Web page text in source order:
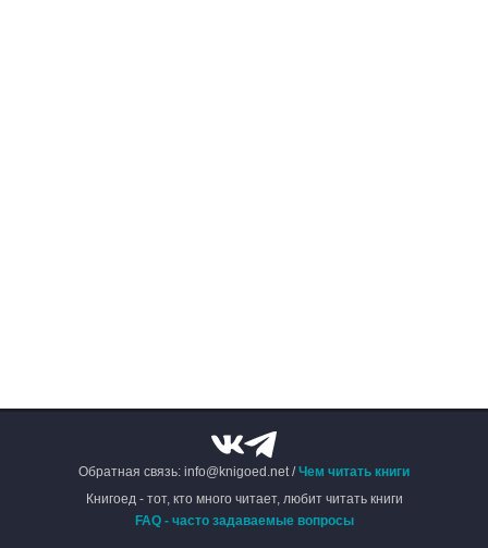
Обратная связь: info@knigoed.net /Чем читать книги
Книгоед - тот, кто много читает, любит читать книги
FAQ - часто задаваемые вопросы